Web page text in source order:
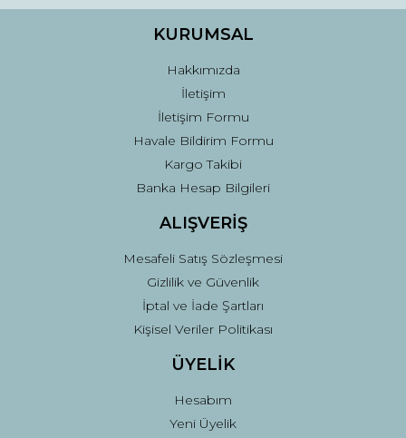
Ürün fiyatı diğer sitelerden daha pahalı.
Gönder
KURUMSAL
Hakkımızda
İletişim
İletişim Formu
Havale Bildirim Formu
Kargo Takibi
Banka Hesap Bilgileri
ALIŞVERİŞ
Mesafeli Satış Sözleşmesi
Gizlilik ve Güvenlik
İptal ve İade Şartları
Kişisel Veriler Politikası
ÜYELİK
Hesabım
Yeni Üyelik